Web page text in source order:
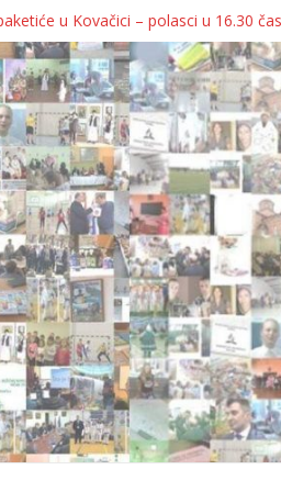
u Kovačici – polasci u 16.30
OPŠTINE KOVAČICA